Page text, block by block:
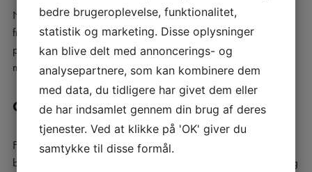
Normale rolige bevægelser og udstrækning er godt til at
frigøre klemte nerver, men det er vigtigt at man opsøger en
professionel før man begynder nogen former for træning, så
man ikke skaber højere tryk eller flere irritationer.
Gør jeg øvelsen rigtigt?
Få personlig instruktion i øvelser, som præcist adresserer dine
behov ved at booke en tid hos en behandler, som har erfaring
bedre brugeroplevelse, funktionalitet,
statistik og marketing. Disse oplysninger
kan blive delt med annoncerings- og
analysepartnere, som kan kombinere dem
med data, du tidligere har givet dem eller
de har indsamlet gennem din brug af deres
tjenester. Ved at klikke på 'OK' giver du
samtykke til disse formål.